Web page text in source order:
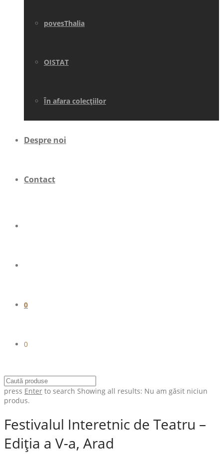
povesThalia
OISTAT
În afara colecţiilor
Despre noi
Contact
0
0
press Enter to search Showing all results: Nu am găsit niciun
produs.
Festivalul Interetnic de Teatru –
Ediţia a V-a, Arad